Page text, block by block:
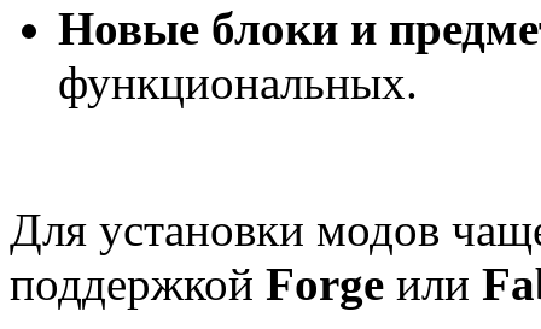
Новые блоки и
функциональных.
Для установки модов
поддержкой Forge или